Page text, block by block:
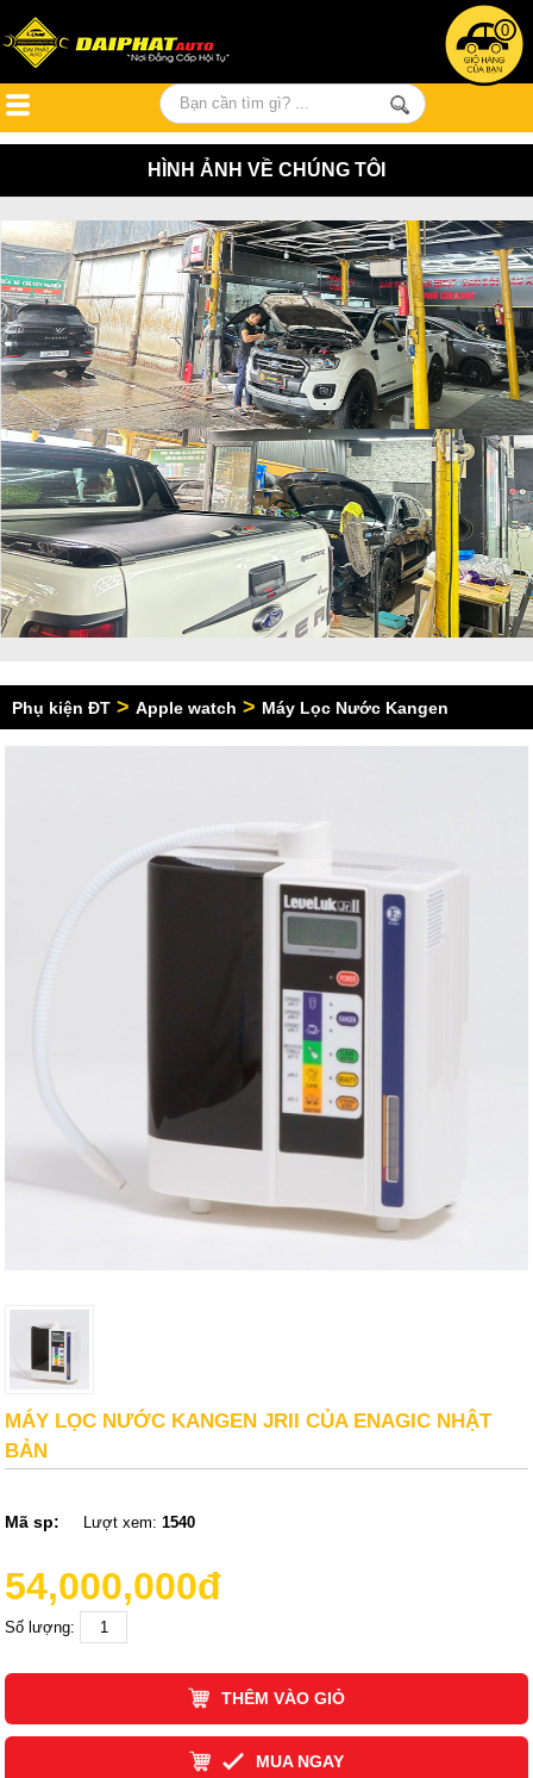
0
HÌNH ẢNH VỀ CHÚNG TÔI
Phụ kiện ĐT > Apple watch > Máy Lọc Nước Kangen
MÁY LỌC NƯỚC KANGEN JRII CỦA ENAGIC NHẬT
BẢN
Mã sp: Lượt xem:1540
54,000,000đ
Số lượng:
THÊM VÀO GIỎ
MUA NGAY